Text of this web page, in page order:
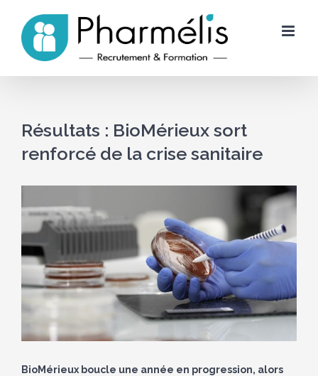
content
Résultats : BioMérieux sort
renforcé de la crise sanitaire
l'image
agrandie
BioMérieux boucle une année en progression, alors